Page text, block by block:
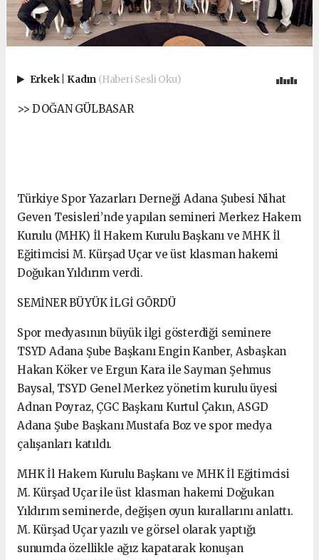
Erkek Kadın (Haberi Sesli Oku)
>> DOĞAN GÜLBASAR
Türkiye Spor Yazarları Derneği Adana Şubesi Nihat
Geven Tesisleri’nde yapılan semineri Merkez Hakem
Kurulu (MHK) İl Hakem Kurulu Başkanı ve MHK İl
Eğitimcisi M. Kürşad Uçar ve üst klasman hakemi
Doğukan Yıldırım verdi.
SEMİNER BÜYÜK İLGİ GÖRDÜ
Spor medyasının büyük ilgi gösterdiği seminere
TSYD Adana Şube Başkanı Engin Kanber, Asbaşkan
Hakan Köker ve Ergun Kara ile Sayman Şehmus
Baysal, TSYD Genel Merkez yönetim kurulu üyesi
Adnan Poyraz, ÇGC Başkanı Kurtul Çakın, ASGD
Adana Şube Başkanı Mustafa Boz ve spor medya
çalışanları katıldı.
MHK İl Hakem Kurulu Başkanı ve MHK İl Eğitimcisi
M. Kürşad Uçar ile üst klasman hakemi Doğukan
Yıldırım seminerde, değişen oyun kurallarını anlattı.
M. Kürşad Uçar yazılı ve görsel olarak yaptığı
sunumda özellikle ağız kapatarak konuşan